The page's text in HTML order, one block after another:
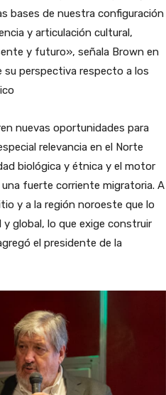
bases de nuestra configuración
y articulación cultural,
y futuro», señala Brown en
perspectiva respecto a los
nuevas oportunidades para
relevancia en el Norte
biológica y étnica y el motor
fuerte corriente migratoria. A
y a la región noroeste que lo
global, lo que exige construir
el presidente de la